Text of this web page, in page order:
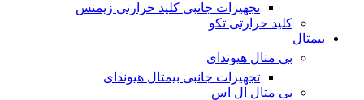
تجهیزات جانبی کلید حرارتی زیمنس
کلید حرارتی تکو
بیمتال
بی متال هیوندای
تجهیزات جانبی بیمتال هیوندای
بی متال ال اس